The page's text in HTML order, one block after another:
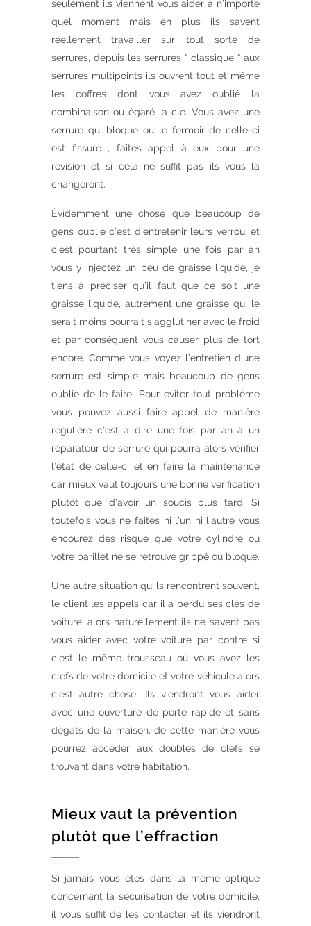
seulement ils viennent vous aider à n’importe
quel moment mais en plus ils savent
réellement travailler sur tout sorte de
serrures, depuis les serrures “ classique “ aux
serrures multipoints ils ouvrent tout et même
les coffres dont vous avez oublié la
combinaison ou égaré la clé. Vous avez une
serrure qui bloque ou le fermoir de celle-ci
est fissuré , faites appel à eux pour une
révision et si cela ne suffit pas ils vous la
changeront.
Évidemment une chose que beaucoup de
gens oublie c’est d’entretenir leurs verrou, et
c’est pourtant très simple une fois par an
vous y injectez un peu de graisse liquide, je
tiens à préciser qu’il faut que ce soit une
graisse liquide, autrement une graisse qui le
serait moins pourrait s'agglutiner avec le froid
et par conséquent vous causer plus de tort
encore. Comme vous voyez l’entretien d’une
serrure est simple mais beaucoup de gens
oublie de le faire. Pour éviter tout problème
vous pouvez aussi faire appel de manière
régulière c’est à dire une fois par an à un
réparateur de serrure qui pourra alors vérifier
l’état de celle-ci et en faire la maintenance
car mieux vaut toujours une bonne vérification
plutôt que d’avoir un soucis plus tard. Si
toutefois vous ne faites ni l’un ni l’autre vous
encourez des risque que votre cylindre ou
votre barillet ne se retrouve grippé ou bloqué.
Une autre situation qu’ils rencontrent souvent,
le client les appels car il a perdu ses clés de
voiture, alors naturellement ils ne savent pas
vous aider avec votre voiture par contre si
c’est le même trousseau où vous avez les
clefs de votre domicile et votre véhicule alors
c’est autre chose. Ils viendront vous aider
avec une ouverture de porte rapide et sans
dégâts de la maison, de cette manière vous
pourrez accéder aux doubles de clefs se
trouvant dans votre habitation.
Mieux vaut la prévention
plutôt que l’effraction
Si jamais vous êtes dans la même optique
concernant la sécurisation de votre domicile,
il vous suffit de les contacter et ils viendront